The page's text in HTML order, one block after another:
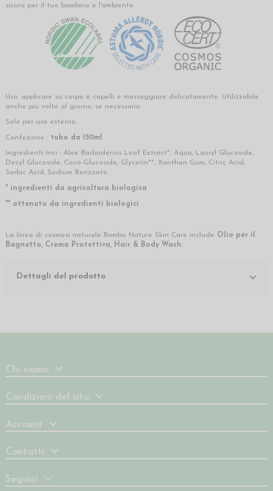
sicura per il tuo bambino e l'ambiente.
Uso: applicare su corpo e capelli e massaggiare delicatamente. Utilizzabile
anche più volte al giorno, se necessario.
Solo per uso esterno.
Confezione : tubo da 150ml .
Ingredienti Inci : Aloe Barbadensis Leaf Extract*, Aqua, Lauryl Glucoside,
Decyl Glucoside, Coco-Glucoside, Glycerin**, Xanthan Gum, Citric Acid,
Sorbic Acid, Sodium Benzoate.
* ingredienti da agricoltura biologica
** ottenuto da ingredienti biologici
La linea di cosmesi naturale Bambo Nature Skin Care include Olio per il
Bagnetto, Crema Protettiva, Hair & Body Wash.
Dettagli del prodotto
Chi siamo
Condizioni del sito
Account
Contatti
Seguici